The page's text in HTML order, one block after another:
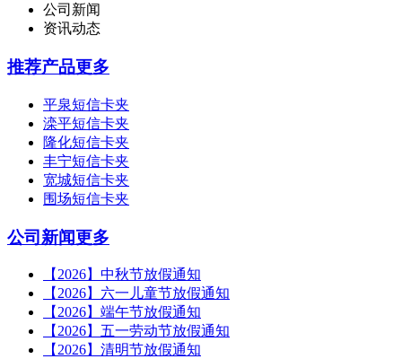
公司新闻
资讯动态
推荐产品更多
平泉短信卡夹
滦平短信卡夹
隆化短信卡夹
丰宁短信卡夹
宽城短信卡夹
围场短信卡夹
公司新闻更多
【2026】中秋节放假通知
【2026】六一儿童节放假通知
【2026】端午节放假通知
【2026】五一劳动节放假通知
【2026】清明节放假通知